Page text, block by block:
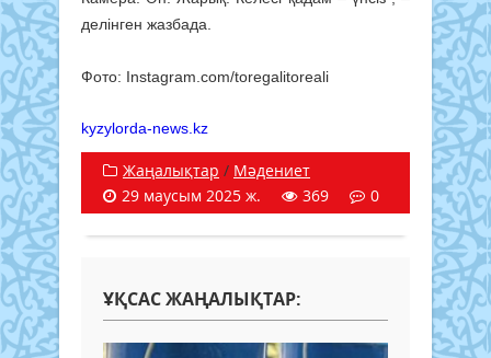
делінген жазбада.
Фото: Іnstagram.com/toregalitoreali
kyzylorda-news.kz
Жаңалықтар / Мәдениет
29 маусым 2025 ж.
369 0
ҰҚСАС ЖАҢАЛЫҚТАР: